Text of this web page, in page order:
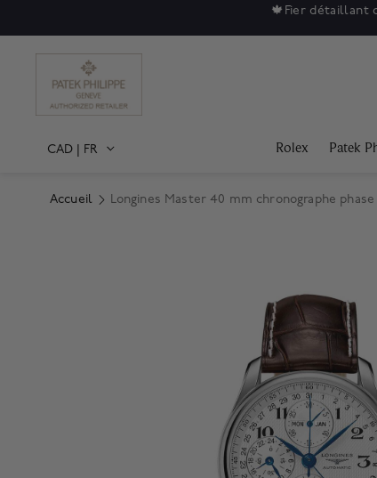
🍁 Fier détaillant
CAD | FR Rolex Patek
Accueil Longines Master 40 mm chronographe